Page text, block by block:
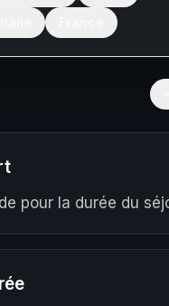
pour la durée du